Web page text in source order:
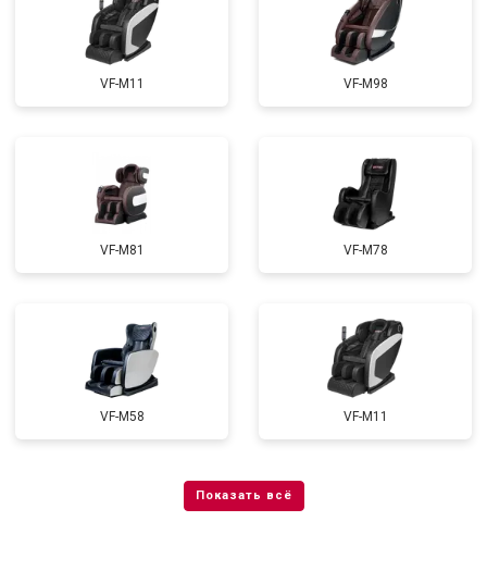
VF-M11 VF-M98
VF-M81 VF-M78
VF-M58 VF-M11